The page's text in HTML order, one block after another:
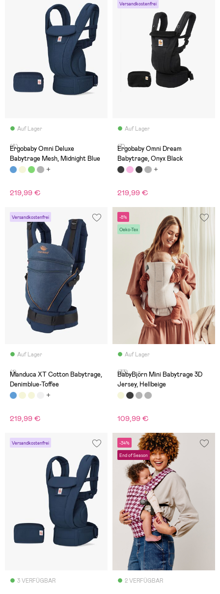
Auf Lager
(6)
Ergobaby Omni Deluxe
Babytrage Mesh, Midnight Blue
219,99 €
Versandkostenfrei
Auf Lager
(7)
Ergobaby Omni Dream
Babytrage, Onyx Black
219,99 €
Versandkostenfrei
Auf Lager
(1)
Manduca XT Cotton Babytrage,
Denimblue-Toffee
219,99 €
-8%
Oeko-Tex
Auf Lager
(33)
BabyBjörn Mini Babytrage 3D
Jersey, Hellbeige
109,99 €
Versandkostenfrei
3 VERFÜGBAR
-34%
End of Season
2 VERFÜGBAR